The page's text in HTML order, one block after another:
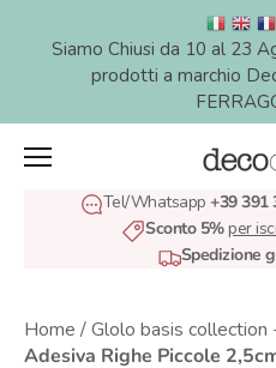
Siamo Chiusi da 10 al 23
prodotti a marchio
Tel/Whatsapp +39 391
Sconto 5%per
Spedizione
Home /Glolo basis
Adesiva Righe Piccole